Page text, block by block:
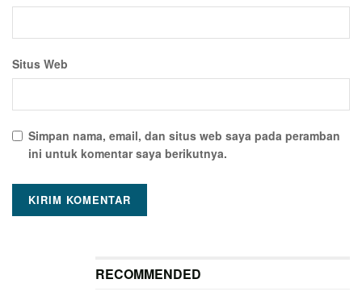
Situs Web
Simpan nama, email, dan situs web saya pada peramban
ini untuk komentar saya berikutnya.
RECOMMENDED